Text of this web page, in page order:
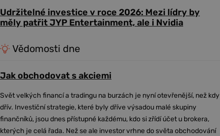
Udržitelné investice v roce 2026: Mezi lídry by
měly patřit JYP Entertainment, ale i Nvidia
Vědomosti dne
Jak obchodovat s akciemi
Svět velkých financí a tradingu na burzách je nyní otevřenější, než kdy
dřív. Investiční strategie, které byly dříve výsadou malé skupiny
finančníků, jsou dnes přístupné každému, kdo si zřídí účet u brokera,
kterých je celá řada. Než se ale investor vrhne do světa obchodování